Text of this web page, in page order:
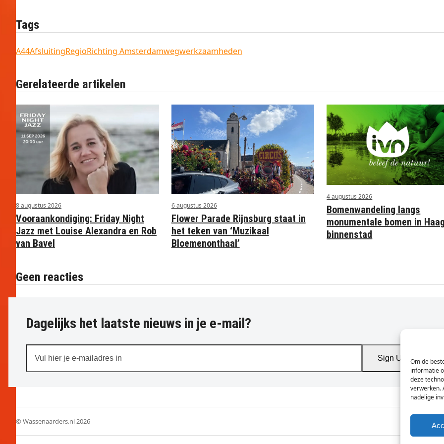
Om de
informatie
deze
verwerken.
nadelige
Tags
A44AfsluitingRegioRichting Amsterdamwegwerkzaamheden
Gerelateerde artikelen
8 augustus 2026
Vooraankondiging: Friday Night
Jazz met Louise Alexandra en Rob
van Bavel
6 augustus 2026
Flower Parade Rijnsburg staat in
het teken van ‘Muzikaal
Bloemenonthaal’
4 augustus 2026
Bomenwandeling langs
monumentale bomen in
binnenstad
Geen reacties
Dagelijks het laatste nieuws in je e-mail?
hier
je
in
Sign Up
© Wassenaarders.nl 2026